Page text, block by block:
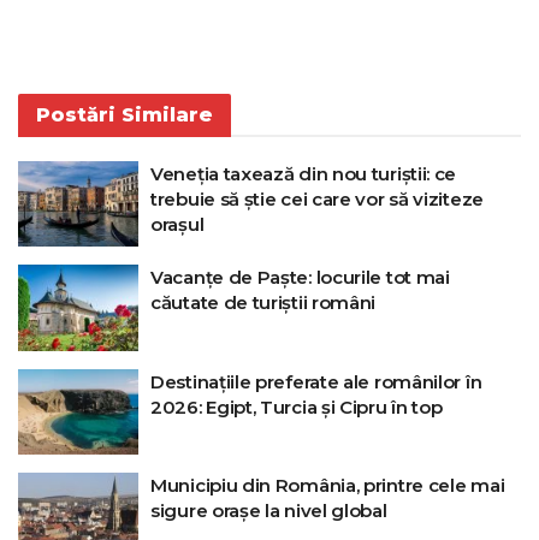
Postări Similare
Veneția taxează din nou turiștii: ce
trebuie să știe cei care vor să viziteze
orașul
Vacanțe de Paște: locurile tot mai
căutate de turiștii români
Destinațiile preferate ale românilor în
2026: Egipt, Turcia și Cipru în top
Municipiu din România, printre cele mai
sigure orașe la nivel global